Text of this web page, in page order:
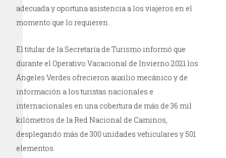
adecuada y oportuna asistencia a los viajeros en el
momento que lo requieren.
El titular de la Secretaría de Turismo informó que
durante el Operativo Vacacional de Invierno 2021 los
Ángeles Verdes ofrecieron auxilio mecánico y de
información a los turistas nacionales e
internacionales en una cobertura de más de 36 mil
kilómetros de la Red Nacional de Caminos,
desplegando más de 300 unidades vehiculares y 501
elementos.